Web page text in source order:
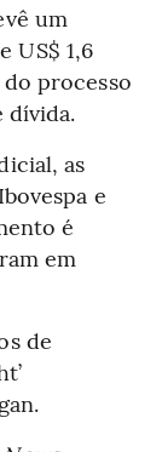
um
US$ 1,6
processo
dívida.
as
e
é
em
de